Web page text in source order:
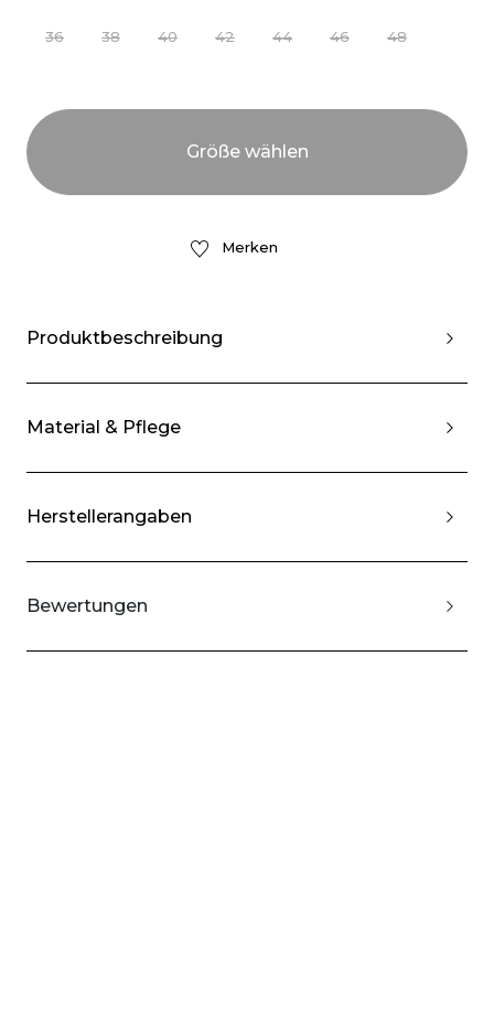
36 38 40 42 44 46 48
Merken
Produktbeschreibung
Material & Pflege
Herstellerangaben
Bewertungen